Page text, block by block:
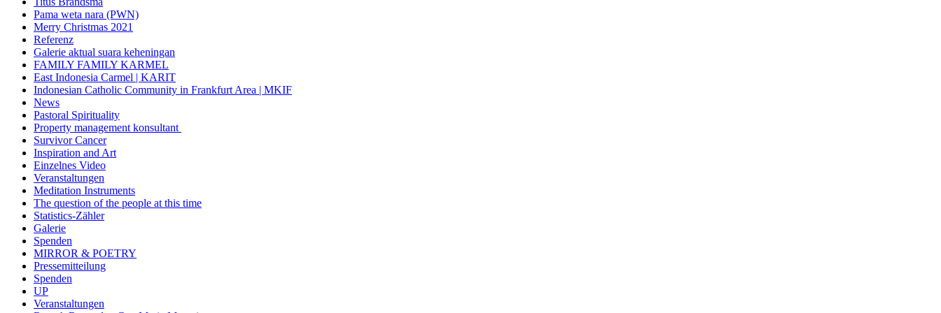
Pama weta nara (PWN)
Merry Christmas 2021
Referenz
Galerie aktual suara keheningan
FAMILY FAMILY KARMEL
East Indonesia Carmel | KARIT
Indonesian Catholic Community in Frankfurt Area | MKIF
News
Pastoral Spirituality
Property management konsultant
Survivor Cancer
Inspiration and Art
Einzelnes Video
Veranstaltungen
Meditation Instruments
The question of the people at this time
Statistics-Zähler
Galerie
Spenden
MIRROR & POETRY
Pressemitteilung
Spenden
UP
Veranstaltungen